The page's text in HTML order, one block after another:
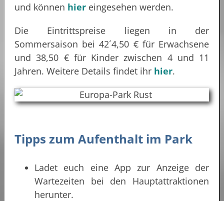
und können hier eingesehen werden.
Die Eintrittspreise liegen in der
Sommersaison bei 42´4,50 € für Erwachsene
und 38,50 € für Kinder zwischen 4 und 11
Jahren. Weitere Details findet ihr hier.
Tipps zum Aufenthalt im Park
Ladet euch eine App zur Anzeige der
Wartezeiten bei den Hauptattraktionen
herunter.